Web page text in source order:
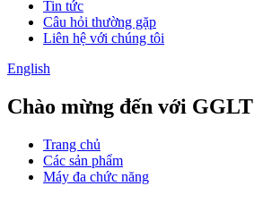
Tin tức
Câu hỏi thường gặp
Liên hệ với chúng tôi
English
Chào mừng đến với GGLT
Trang chủ
Các sản phẩm
Máy đa chức năng